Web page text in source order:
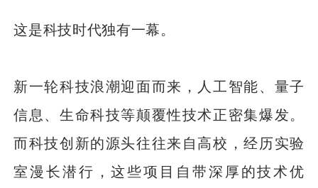
这是科技时代独有一幕。
新一轮科技浪潮迎面而来，人工智能、量子
信息、生命科技等颠覆性技术正密集爆发。
而科技创新的源头往往来自高校，经历实验
室漫长潜行，这些项目自带深厚的技术优